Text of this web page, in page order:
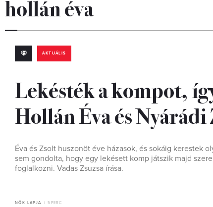
hollán éva
AKTUÁLIS
Lekésték a kompot,
Hollán Éva és
Éva és Zsolt huszonöt éve házasok, és sokáig kerestek
sem gondolta, hogy egy lekésett komp játszik majd
foglalkozni. Vadas Zsuzsa írása.
NŐK LAPJA 5 PERC